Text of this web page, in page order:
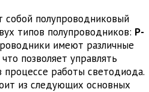
собой полупроводниковый
типов полупроводников: P-
имеют различные
позволяет управлять
работы светодиода.
из следующих основных